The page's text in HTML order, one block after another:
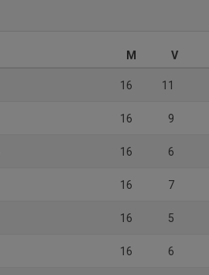
M V
16 11
16 9
16 6
16 7
16 5
16 6